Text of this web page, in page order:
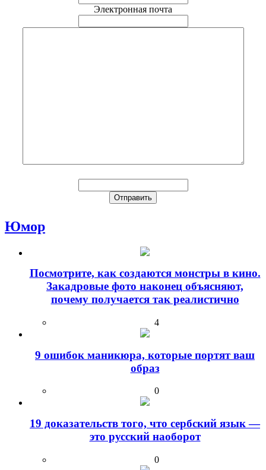
Электронная почта
Юмор
Посмотрите, как создаются монстры в кино.
Закадровые фото наконец объясняют,
почему получается так реалистично
4
9 ошибок маникюра, которые портят ваш
образ
0
19 доказательств того, что сербский язык —
это русский наоборот
0